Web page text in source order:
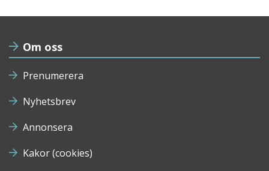
Om oss
Prenumerera
Nyhetsbrev
Annonsera
Kakor (cookies)